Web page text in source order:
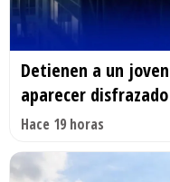
Detienen a un
aparecer
Hace 19 horas